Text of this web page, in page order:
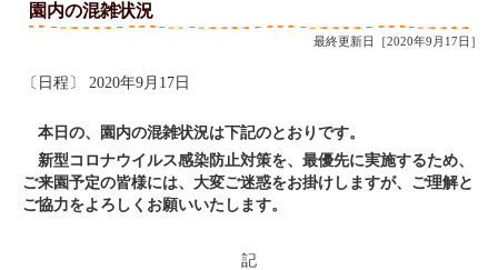
園内の混雑状況
最終更新日［2020年9月17日］
〔日程〕 2020年9月17日
本日の、園内の混雑状況は下記のとおりです。
新型コロナウイルス感染防止対策を、最優先に実施するため、
ご来園予定の皆様には、大変ご迷惑をお掛けしますが、ご理解と
ご協力をよろしくお願いいたします。
記